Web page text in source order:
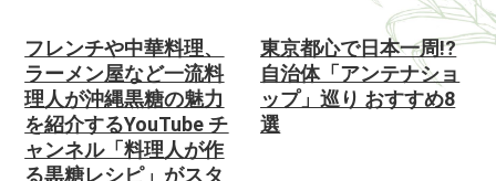
フレンチや中華料理、
ラーメン屋など一流料
理人が沖縄黒糖の魅力
を紹介するYouTube チ
ャンネル「料理人が作
る黒糖レシピ」がスタ
東京都心で日本一周!?
自治体「アンテナショ
ップ」巡り おすすめ8
選